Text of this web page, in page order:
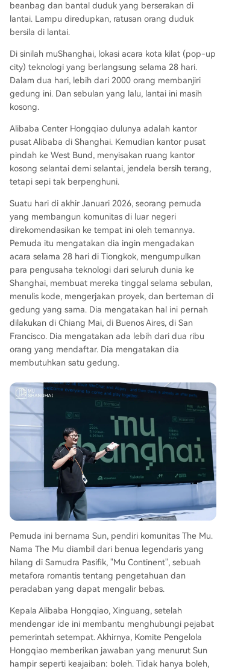
ai biaya tiket, dan tantangan logistik dalam men
yambut peserta internasional. Eksperimen ini sel
aras dengan tujuan China untuk memperluas ket
erbukaan tingkat tinggi dan membangun ekosis
tem inovasi terbuka, bertindak sebagai jembata
n antara kebijakan dan kebutuhan praktis peng
usaha global. Sun berharap pengalaman langsu
ng ini dapat mengubah persepsi dunia tentang
China dan mendorong pertukaran yang berkela
njutan. Meski masa depannya belum pasti, muS
hanghai telah membuktikan kemungkinan mem
bawa talenta global ke China melalui inisiatif ak
ar rumput, menciptakan kepadatan dan nilai ya
ng membuat para peserta enggan berpisah.
beanbag dan bantal duduk yang berserakan di
lantai. Lampu diredupkan, ratusan orang duduk
bersila di lantai.
Di sinilah muShanghai, lokasi acara kota kilat (pop-up
city) teknologi yang berlangsung selama 28 hari.
Dalam dua hari, lebih dari 2000 orang membanjiri
gedung ini. Dan sebulan yang lalu, lantai ini masih
kosong.
Alibaba Center Hongqiao dulunya adalah kantor
pusat Alibaba di Shanghai. Kemudian kantor pusat
pindah ke West Bund, menyisakan ruang kantor
kosong selantai demi selantai, jendela bersih terang,
tetapi sepi tak berpenghuni.
Suatu hari di akhir Januari 2026, seorang pemuda
yang membangun komunitas di luar negeri
direkomendasikan ke tempat ini oleh temannya.
Pemuda itu mengatakan dia ingin mengadakan
acara selama 28 hari di Tiongkok, mengumpulkan
para pengusaha teknologi dari seluruh dunia ke
Shanghai, membuat mereka tinggal selama sebulan,
menulis kode, mengerjakan proyek, dan berteman di
gedung yang sama. Dia mengatakan hal ini pernah
dilakukan di Chiang Mai, di Buenos Aires, di San
Francisco. Dia mengatakan ada lebih dari dua ribu
orang yang mendaftar. Dia mengatakan dia
membutuhkan satu gedung.
Pemuda ini bernama Sun, pendiri komunitas The Mu.
Nama The Mu diambil dari benua legendaris yang
hilang di Samudra Pasifik, "Mu Continent", sebuah
metafora romantis tentang pengetahuan dan
peradaban yang dapat mengalir bebas.
Kepala Alibaba Hongqiao, Xinguang, setelah
mendengar ide ini membantu menghubungi pejabat
pemerintah setempat. Akhirnya, Komite Pengelola
Hongqiao memberikan jawaban yang menurut Sun
hampir seperti keajaiban: boleh. Tidak hanya boleh,